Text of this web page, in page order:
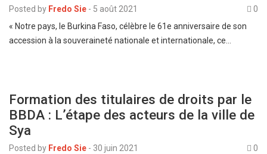
Posted by Fredo Sie - 5 août 2021
0
« Notre pays, le Burkina Faso, célèbre le 61e anniversaire de son
accession à la souveraineté nationale et internationale, ce…
Formation des titulaires de droits par le
BBDA : L’étape des acteurs de la ville de
Sya
Posted by Fredo Sie - 30 juin 2021
0